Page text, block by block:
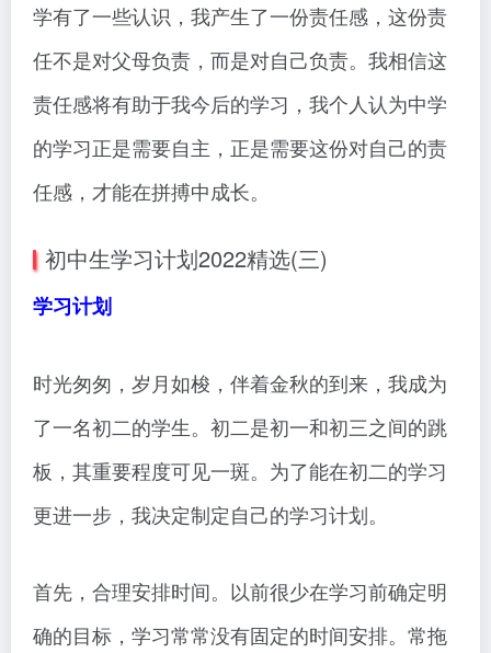
学有了一些认识，我产生了一份责任感，这份责
任不是对父母负责，而是对自己负责。我相信这
责任感将有助于我今后的学习，我个人认为中学
的学习正是需要自主，正是需要这份对自己的责
任感，才能在拼搏中成长。
初中生学习计划2022精选(三)
学习计划
时光匆匆，岁月如梭，伴着金秋的到来，我成为
了一名初二的学生。初二是初一和初三之间的跳
板，其重要程度可见一斑。为了能在初二的学习
更进一步，我决定制定自己的学习计划。
首先，合理安排时间。以前很少在学习前确定明
确的目标，学习常常没有固定的时间安排。常拖